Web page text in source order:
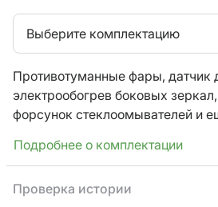
Выберите комплектацию
Противотуманные фары, датчик
электрообогрев боковых зеркал,
форсунок стеклоомывателей и
Подробнее о комплектации
Проверка истории